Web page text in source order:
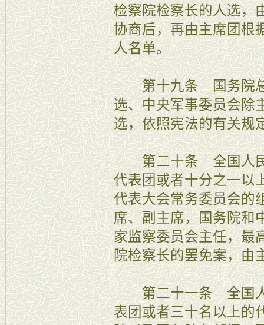
检察院检察长的人选，
协商后，再由主席团根
人名单。
第十九条 国务院总
选、中央军事委员会除
选，依照宪法的有关规
第二十条 全国人民
代表团或者十分之一以
代表大会常务委员会的
席、副主席，国务院和
家监察委员会主任，最
院检察长的罢免案，由
第二十一条 全国人
表团或者三十名以上的